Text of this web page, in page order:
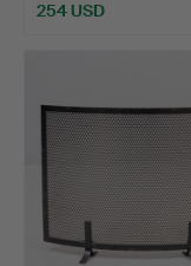
254 USD